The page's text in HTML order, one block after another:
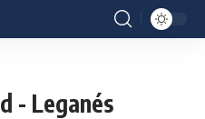
- Leganés